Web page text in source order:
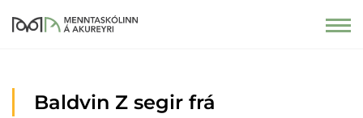
Baldvin Z segir frá